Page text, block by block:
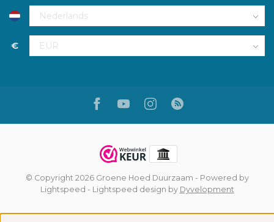
€
© Copyright 2026 Groene Hoed Duurzaam - Powered by
Lightspeed - Lightspeed design by Dyvelopment